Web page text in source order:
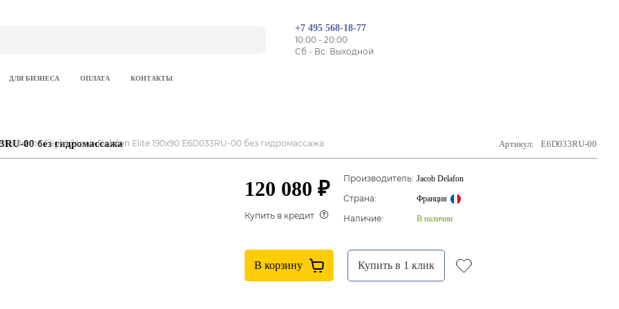
+7 495 568-18-77
10:00 - 20:00
Сб - Вс: Выходной
ДЛЯ БИЗНЕСА ОПЛАТА КОНТАКТЫ
Flight Jacob Delafon Elite 190x90 E6D033RU-00 без гидромассажа
00 без гидромассажа Артикул: E6D033RU-00
120 080 ₽
Купить в кредит
Производитель: Jacob Delafon
Страна: Франция
Наличие: В наличии
В корзину Купить в 1 клик